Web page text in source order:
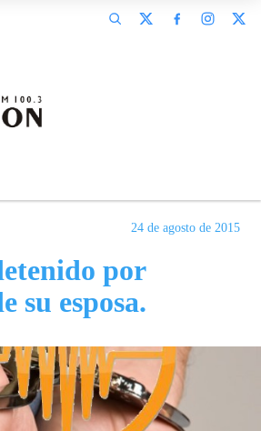
24 de agosto de 2015
por
su esposa.